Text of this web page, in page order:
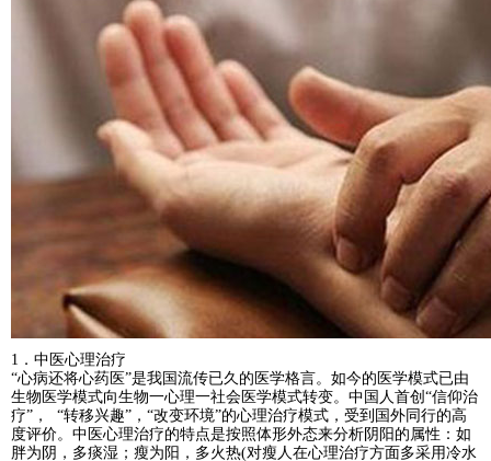
1．中医心理治疗
“心病还将心药医”是我国流传已久的医学格言。如今的医学模式已由
生物医学模式向生物一心理一社会医学模式转变。中国人首创“信仰治
疗”， “转移兴趣”，“改变环境”的心理治疗模式，受到国外同行的高
度评价。中医心理治疗的特点是按照体形外态来分析阴阳的属性：如
胖为阴，多痰湿；瘦为阳，多火热(对瘦人在心理治疗方面多采用冷水